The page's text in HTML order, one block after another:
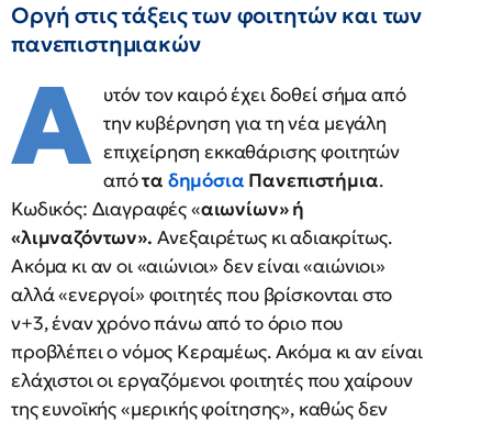
Οργή στις τάξεις των φοιτητών και των
πανεπιστημιακών
Α υτόν τον καιρό έχει δοθεί σήμα από
την κυβέρνηση για τη νέα μεγάλη
επιχείρηση εκκαθάρισης φοιτητών
απότα δημόσια Πανεπιστήμια.
Κωδικός: Διαγραφές «αιωνίων» ή
«λιμναζόντων». Ανεξαιρέτως κι αδιακρίτως.
Ακόμα κι αν οι «αιώνιοι» δεν είναι «αιώνιοι»
αλλά «ενεργοί» φοιτητές που βρίσκονται στο
ν+3, έναν χρόνο πάνω από το όριο που
προβλέπει ο νόμος Κεραμέως. Ακόμα κι αν είναι
ελάχιστοι οι εργαζόμενοι φοιτητές που χαίρουν
της ευνοϊκής «μερικής φοίτησης», καθώς δεν